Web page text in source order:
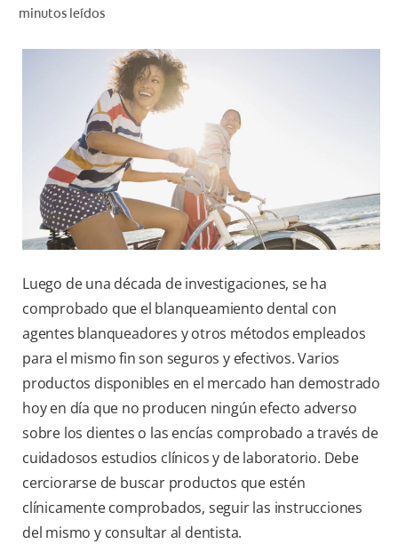
SUSCRÍBASE
minutos leídos
Luego de una década de investigaciones, se ha
comprobado que el blanqueamiento dental con
agentes blanqueadores y otros métodos empleados
para el mismo fin son seguros y efectivos. Varios
productos disponibles en el mercado han demostrado
hoy en día que no producen ningún efecto adverso
sobre los dientes o las encías comprobado a través de
cuidadosos estudios clínicos y de laboratorio. Debe
cerciorarse de buscar productos que estén
clínicamente comprobados, seguir las instrucciones
del mismo y consultar al dentista.